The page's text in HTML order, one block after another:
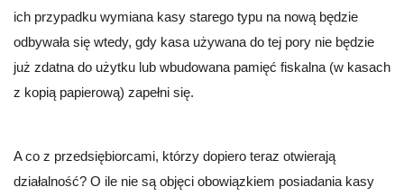
ich przypadku wymiana kasy starego typu na nową będzie
odbywała się wtedy, gdy kasa używana do tej pory nie będzie
już zdatna do użytku lub wbudowana pamięć fiskalna (w kasach
z kopią papierową) zapełni się.
A co z przedsiębiorcami, którzy dopiero teraz otwierają
działalność? O ile nie są objęci obowiązkiem posiadania kasy